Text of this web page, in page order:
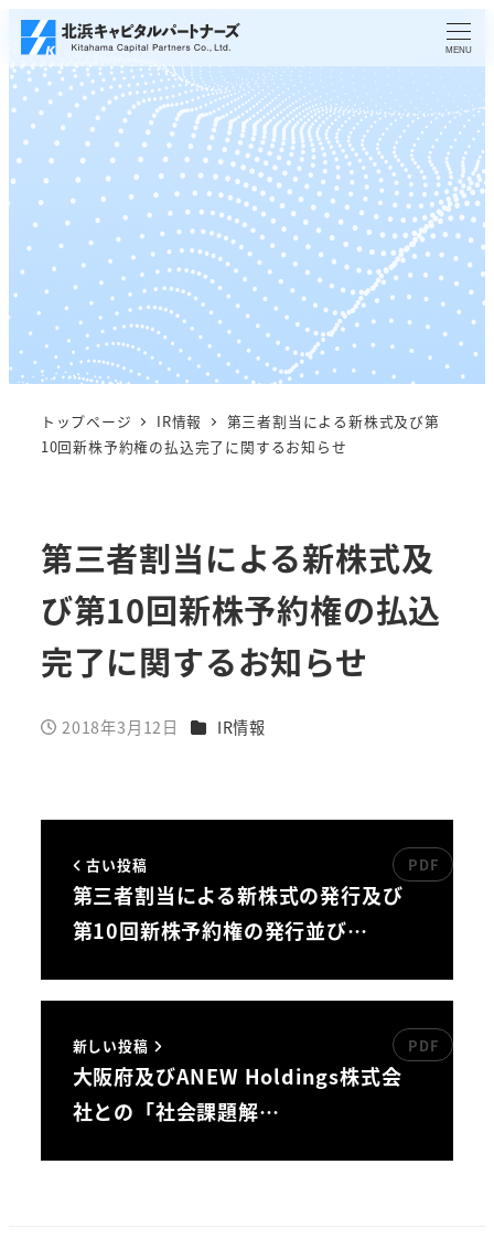
メ
イ
ン
コ
ン
テ
ン
へ
移
MENU
トップページ IR情報
第三者割当による新株式及び第
10回新株予約権の払込完了に関するお知らせ
第三者割当による新株式及
び第10回新株予約権の払込
完了に関するお知らせ
投稿日
2018年3月12日 カテゴリー
IR情報
古い投稿
第三者割当による新株式の発行及び
第10回新株予約権の発行並び…
新しい投稿
大阪府及びANEW Holdings株式会
社との「社会課題解…